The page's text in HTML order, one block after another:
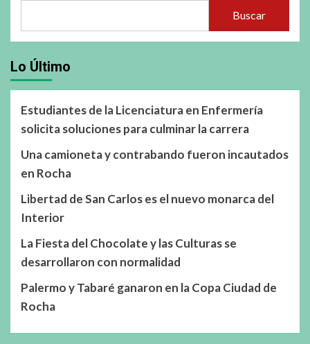
Buscar
Lo Último
Estudiantes de la Licenciatura en Enfermería
solicita soluciones para culminar la carrera
Una camioneta y contrabando fueron incautados
en Rocha
Libertad de San Carlos es el nuevo monarca del
Interior
La Fiesta del Chocolate y las Culturas se
desarrollaron con normalidad
Palermo y Tabaré ganaron en la Copa Ciudad de
Rocha